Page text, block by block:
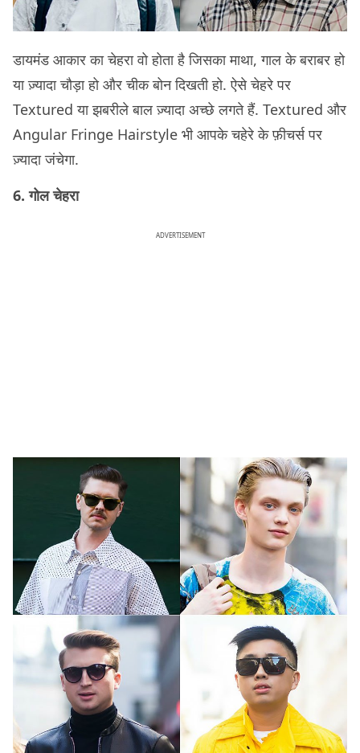
डायमंड आकार का चेहरा वो होता है जिसका माथा, गाल के बराबर हो
या ज़्यादा चौड़ा हो और चीक बोन दिखती हो. ऐसे चेहरे पर
Textured या झबरीले बाल ज़्यादा अच्छे लगते हैं. Textured और
Angular Fringe Hairstyle भी आपके चहेरे के फ़ीचर्स पर
ज़्यादा जंचेगा.
6. गोल चेहरा
ADVERTISEMENT